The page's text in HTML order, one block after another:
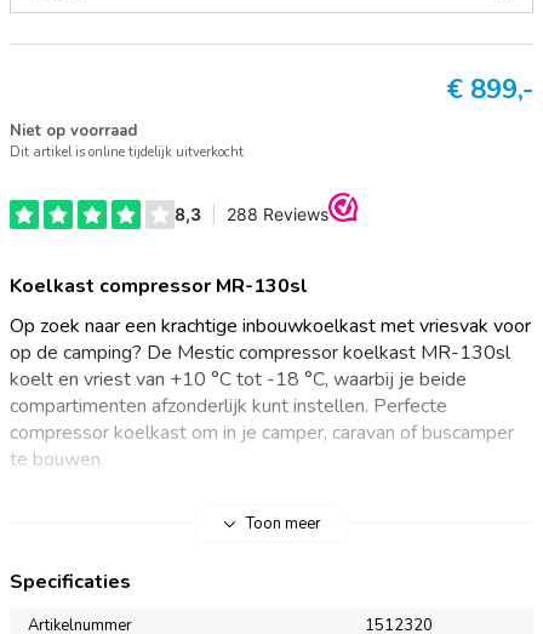
€ 899,-
Niet op voorraad
Dit artikel is online tijdelijk uitverkocht
Koelkast compressor MR-130sl
Op zoek naar een krachtige inbouwkoelkast met vriesvak voor
op de camping? De Mestic compressor koelkast MR-130sl
koelt en vriest van +10 °C tot -18 °C, waarbij je beide
compartimenten afzonderlijk kunt instellen. Perfecte
compressor koelkast om in je camper, caravan of buscamper
te bouwen.
Ruime camping koelkast met vriesvak
De Mestic compressor koelkast MR-130 slimline maakt het
mogelijk om tegelijkertijd te koelen én te vriezen. Met zijn
stijlvolle, slanke design biedt de koelkast een ruime
Toon meer
Specificaties
Artikelnummer
1512320